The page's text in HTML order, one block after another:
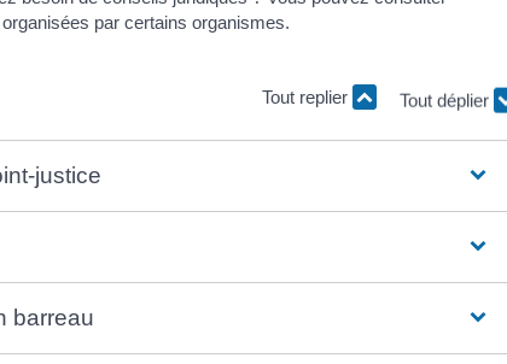
par certains organismes.
Tout replier
Tout déplier
justice
barreau